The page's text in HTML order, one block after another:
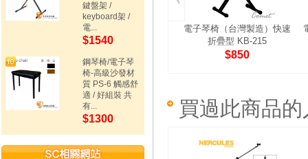
鍵盤架 /
keyboard架 /
電...
$1540
鋼琴椅/電子琴
椅-高級沙發材
質 PS-6 觸感舒
適 / 好組裝 共
有...
$1300
電子琴椅（台灣製造）快速
折疊型 KB-215
$850
買過此商品